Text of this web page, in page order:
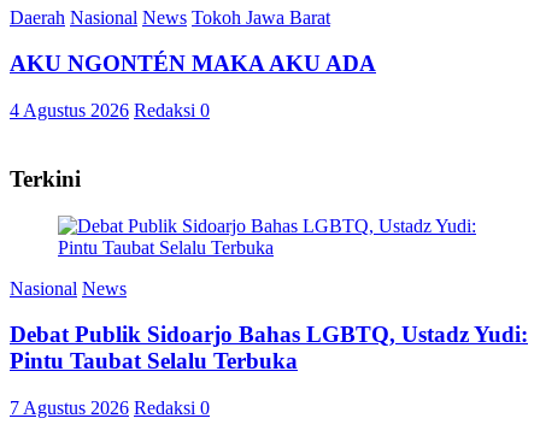
Daerah Nasional News Tokoh Jawa Barat
AKU NGONTÉN MAKA AKU ADA
4 Agustus 2026 Redaksi 0
Terkini
Nasional News
Debat Publik Sidoarjo Bahas LGBTQ, Ustadz Yudi:
Pintu Taubat Selalu Terbuka
7 Agustus 2026 Redaksi 0